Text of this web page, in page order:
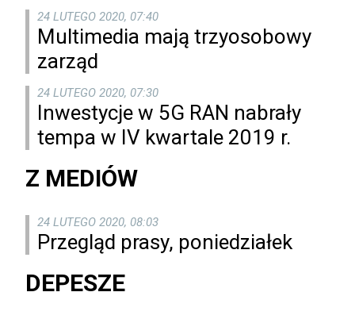
24 LUTEGO 2020, 07:40
Multimedia mają trzyosobowy
zarząd
24 LUTEGO 2020, 07:30
Inwestycje w 5G RAN nabrały
tempa w IV kwartale 2019 r.
Z MEDIÓW
24 LUTEGO 2020, 08:03
Przegląd prasy, poniedziałek
DEPESZE